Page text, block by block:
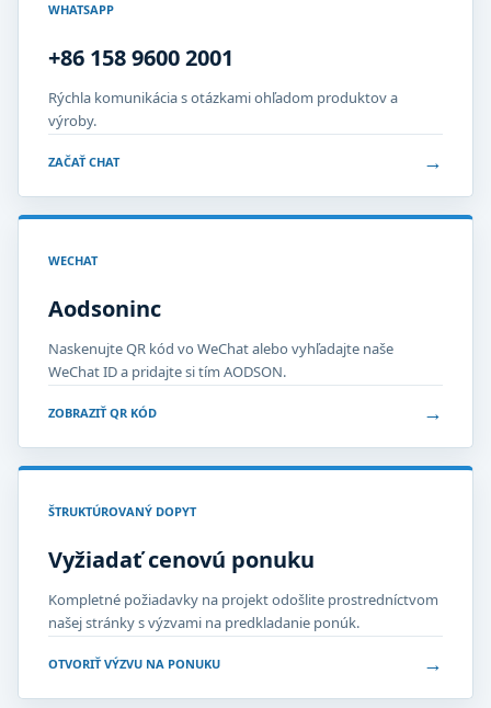
WHATSAPP
+86 158 9600 2001
Rýchla komunikácia s otázkami ohľadom produktov a
výroby.
ZAČAŤ CHAT →
WECHAT
Aodsoninc
Naskenujte QR kód vo WeChat alebo vyhľadajte naše
WeChat ID a pridajte si tím AODSON.
ZOBRAZIŤ QR KÓD →
ŠTRUKTÚROVANÝ DOPYT
Vyžiadať cenovú ponuku
Kompletné požiadavky na projekt odošlite prostredníctvom
našej stránky s výzvami na predkladanie ponúk.
OTVORIŤ VÝZVU NA PONUKU →